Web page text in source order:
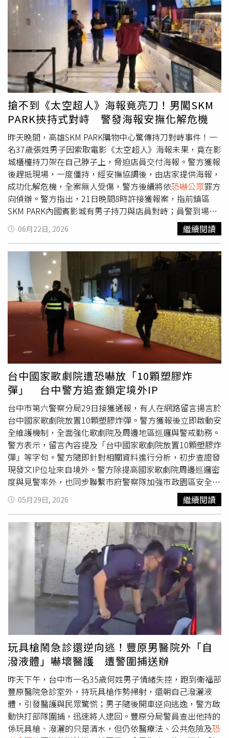
組。全案將依
恐嚇公眾及毒品危害防治條例，於訊後移送士
林地檢署偵辦，毒品部分另案依規定裁罰。士林分局呼籲，
打擊暴力、肅清毒害零容忍警方維護轄區治安的決心不容妥
協與挑戰。對於任何持械恐嚇公眾、破壞社會安寧之不法行
為，本分局絕對採取「零容忍」態度，必定強勢執法、嚴辦
到底，以維護社會秩序。
搶不到《太空超人》海報竟亮刀！男闖SKM
PARK挾持式對峙 警發海報安撫化解危機
昨天晚間，高雄SKM PARK購物中心驚傳持刀對峙事件！一
名37歲張姓男子因索取電影《太空超人》海報未果，竟在影
城櫃檯持刀架在自己脖子上，脅迫店員交付海報。警方獲報
後趕抵現場，一度僵持，經安撫協調後，由店家提供海報，
成功化解危機，全案無人受傷，警方後續將依恐嚇公眾罪方
向偵辦。警方指出，21日晚間8時許接獲報案，指前鎮區
SKM PARK內國賓影城有男子持刀與店員對峙；員警到場得
知張男因欲索取的《太空超人》電影海報已全數發放完畢，
情緒失控之下拿出刀械，並將刀子架在自己脖子上，要求影
城人員交付海報。由於事發時正值觀影尖峰時段，影城內仍
有不少民眾，突如其來的狀況讓現場氣氛一度緊繃，不少民
眾見狀紛紛閃避；前鎮警分局立即調派警力趕赴現場戒備，
並由草衙派出所所長顏靜上前與張男溝通，持續進行情緒安
撫與勸說。經警方與影城人員協調後，店家提供海報滿足張
男要求，成功降低其戒心與激動情緒。張男隨後主動放下刀
械，配合警方處置，整起事件在和平狀況下落幕，未造成任
何人員傷亡。警方控制現場後，也同步通知救護人員到場，
將張男送醫接受檢查及後續身心狀況評估。警方表示，雖然
事件未釀成傷害，但男子持刀行為已造成現場民眾恐慌，後
續將依法偵辦，釐清相關責任。
06月22日, 2026 繼續閱讀
台中國家歌劇院遭恐嚇放「10顆塑膠炸
彈」 台中警方追查鎖定境外IP
台中市第六警察分局29日接獲通報，有人在網路留言揚言於
台中國家歌劇院放置10顆塑膠炸彈。警方獲報後立即啟動安
全維護機制，全面強化歌劇院及周邊地區巡邏與警戒勤務。
警方表示，留言內容提及「台中國家歌劇院放置10顆塑膠炸
彈」等字句。警方隨即針對相關資料進行分析，初步查證發
現發文IP位址來自境外。警方除提高國家歌劇院周邊巡邏密
度與見警率外，也同步聯繫市府警察隊加強市政園區安全維
護勤務，持續掌握可疑人、事、物，防範危安事件發生。此
外，警方已將本案與過去多起針對國家歌劇院及台中市政府
等單位的網路恐嚇案件進行交叉比對分析，並報請台中地檢
署指揮偵辦。警方強調，對於任何恐嚇公眾
、散布危害公共
安全訊息的行為，均將依法嚴正查辦，呼籲民眾切勿在網路
散布恐嚇或不實訊息，以免觸法。
05月29日, 2026 繼續閱讀
玩具槍鬧急診還逆向逃！豐原男醫院外「自
潑液體」嚇壞醫護 遭警圍捕送辦
昨天下午，台中市一名35歲何姓男子情緒失控，跑到衛福部
豐原醫院急診室外，持玩具槍作勢掃射，還朝自己潑灑液
體，引發醫護與民眾驚慌；男子隨後開車逆向逃逸，警方啟
動快打部隊圍捕，迅速將人逮回。豐原分局警員查出他持的
係玩具槍、潑灑的只是清水，但仍依醫療法、公共危險及恐